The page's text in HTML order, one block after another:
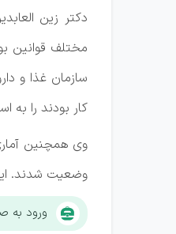
دکتر زین
سازمان غذا و
کار بودند را
وضعیت شدند.
ورود به